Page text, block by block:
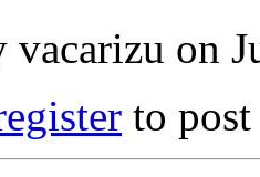
vacarizu on
to